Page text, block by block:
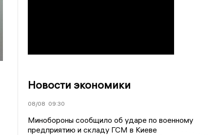
Новости экономики
08/08 09:30
Минобороны сообщило об ударе по военному
предприятию и складу ГСМ в Киеве